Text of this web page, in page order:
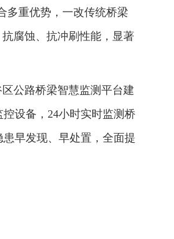
多重优势，一改传统桥梁
腐蚀、抗冲刷性能，显著
公路桥梁智慧监测平台建
设备，24小时实时监测桥
早发现、早处置，全面提